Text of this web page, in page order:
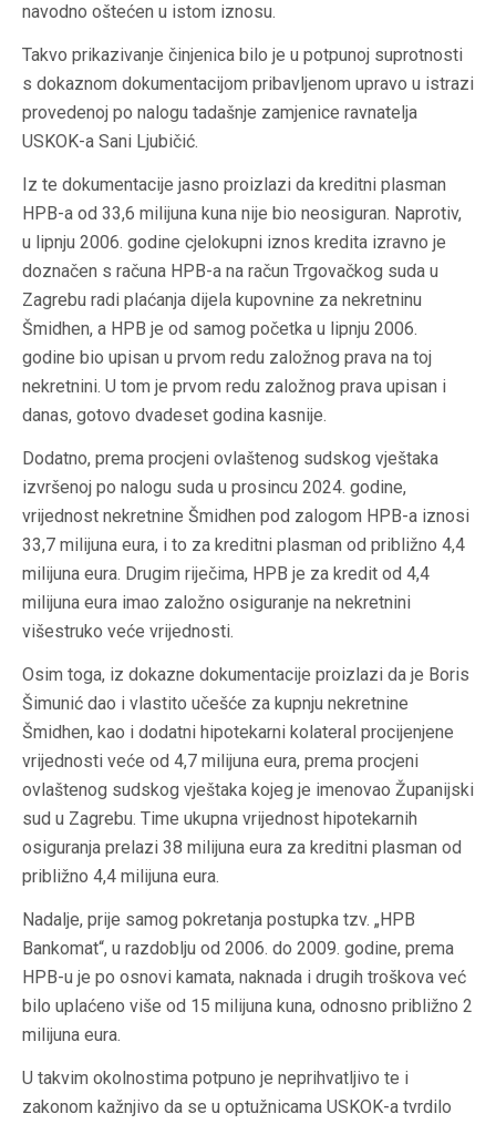
navodno oštećen u istom iznosu.
Takvo prikazivanje činjenica bilo je u potpunoj suprotnosti
s dokaznom dokumentacijom pribavljenom upravo u istrazi
provedenoj po nalogu tadašnje zamjenice ravnatelja
USKOK-a Sani Ljubičić.
Iz te dokumentacije jasno proizlazi da kreditni plasman
HPB-a od 33,6 milijuna kuna nije bio neosiguran. Naprotiv,
u lipnju 2006. godine cjelokupni iznos kredita izravno je
doznačen s računa HPB-a na račun Trgovačkog suda u
Zagrebu radi plaćanja dijela kupovnine za nekretninu
Šmidhen, a HPB je od samog početka u lipnju 2006.
godine bio upisan u prvom redu založnog prava na toj
nekretnini. U tom je prvom redu založnog prava upisan i
danas, gotovo dvadeset godina kasnije.
Dodatno, prema procjeni ovlaštenog sudskog vještaka
izvršenoj po nalogu suda u prosincu 2024. godine,
vrijednost nekretnine Šmidhen pod zalogom HPB-a iznosi
33,7 milijuna eura, i to za kreditni plasman od približno 4,4
milijuna eura. Drugim riječima, HPB je za kredit od 4,4
milijuna eura imao založno osiguranje na nekretnini
višestruko veće vrijednosti.
Osim toga, iz dokazne dokumentacije proizlazi da je Boris
Šimunić dao i vlastito učešće za kupnju nekretnine
Šmidhen, kao i dodatni hipotekarni kolateral procijenjene
vrijednosti veće od 4,7 milijuna eura, prema procjeni
ovlaštenog sudskog vještaka kojeg je imenovao Županijski
sud u Zagrebu. Time ukupna vrijednost hipotekarnih
osiguranja prelazi 38 milijuna eura za kreditni plasman od
približno 4,4 milijuna eura.
Nadalje, prije samog pokretanja postupka tzv. „HPB
Bankomat“, u razdoblju od 2006. do 2009. godine, prema
HPB-u je po osnovi kamata, naknada i drugih troškova već
bilo uplaćeno više od 15 milijuna kuna, odnosno približno 2
milijuna eura.
U takvim okolnostima potpuno je neprihvatljivo te i
zakonom kažnjivo da se u optužnicama USKOK-a tvrdilo